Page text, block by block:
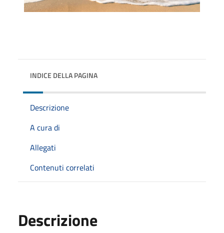
INDICE DELLA PAGINA
Descrizione
A cura di
Allegati
Contenuti correlati
Descrizione